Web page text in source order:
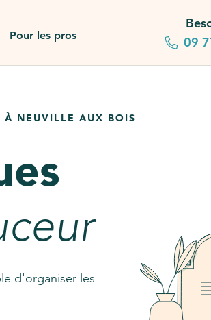
Pour les pros
09
À NEUVILLE AUX BOIS
d'organiser les